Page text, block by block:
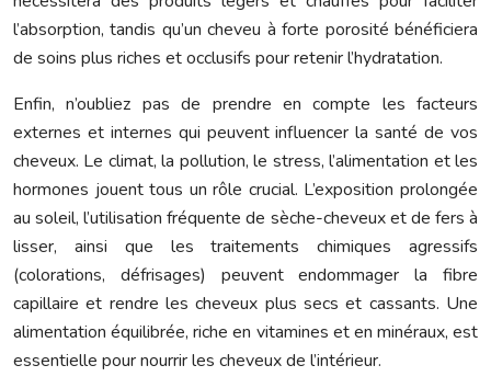
l’absorption, tandis qu’un cheveu à forte porosité bénéficiera
de soins plus riches et occlusifs pour retenir l’hydratation.
Enfin, n’oubliez pas de prendre en compte les facteurs
externes et internes qui peuvent influencer la santé de vos
cheveux. Le climat, la pollution, le stress, l’alimentation et les
hormones jouent tous un rôle crucial. L’exposition prolongée
au soleil, l’utilisation fréquente de sèche-cheveux et de fers à
lisser, ainsi que les traitements chimiques agressifs
(colorations, défrisages) peuvent endommager la fibre
capillaire et rendre les cheveux plus secs et cassants. Une
alimentation équilibrée, riche en vitamines et en minéraux, est
essentielle pour nourrir les cheveux de l’intérieur.